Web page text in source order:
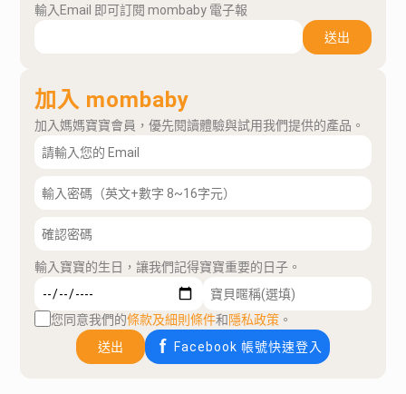
輸入Email 即可訂閱 mombaby 電子報
送出
加入 mombaby
加入媽媽寶寶會員，優先閱讀體驗與試用我們提供的產品。
輸入寶寶的生日，讓我們記得寶寶重要的日子。
您同意我們的條款及細則條件和隱私政策 。
送出
Facebook 帳號快速登入